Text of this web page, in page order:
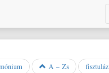
A – Zs fisztuláz